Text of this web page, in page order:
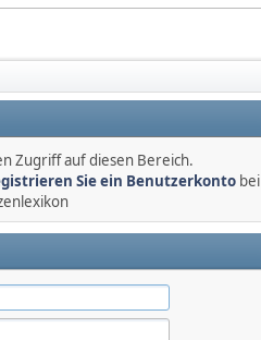
Zugriff auf diesen Bereich.
Sie ein Benutzerkontobei